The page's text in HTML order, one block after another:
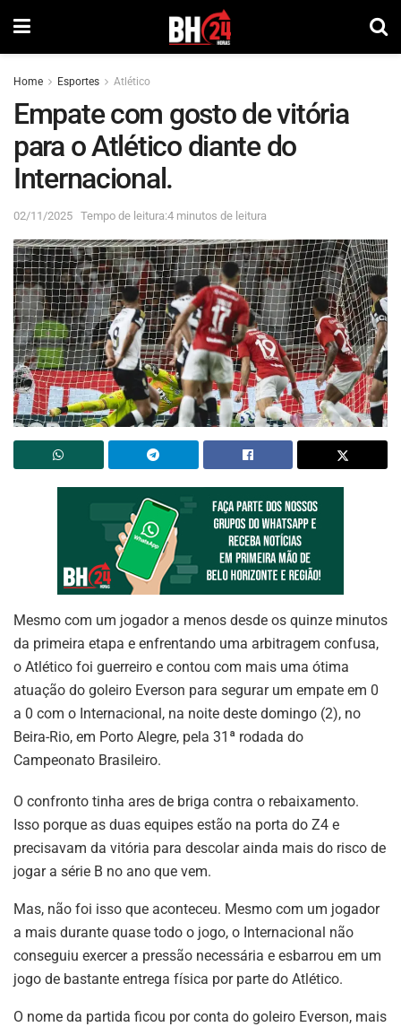
Home Esportes Atlético
Empate com gosto de vitória
para o Atlético diante do
Internacional.
02/11/2025 Tempo de leitura:4 minutos de leitura
Mesmo com um jogador a menos desde os quinze minutos
da primeira etapa e enfrentando uma arbitragem confusa,
o Atlético foi guerreiro e contou com mais uma ótima
atuação do goleiro Everson para segurar um empate em 0
a 0 com o Internacional, na noite deste domingo (2), no
Beira-Rio, em Porto Alegre, pela 31ª rodada do
Campeonato Brasileiro.
O confronto tinha ares de briga contra o rebaixamento.
Isso porque as duas equipes estão na porta do Z4 e
precisavam da vitória para descolar ainda mais do risco de
jogar a série B no ano que vem.
Mas, não foi isso que aconteceu. Mesmo com um jogador
a mais durante quase todo o jogo, o Internacional não
conseguiu exercer a pressão necessária e esbarrou em um
jogo de bastante entrega física por parte do Atlético.
O nome da partida ficou por conta do goleiro Everson, mais